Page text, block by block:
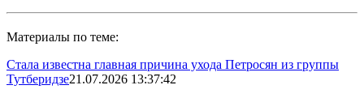
Материалы по теме:
Стала известна главная причина ухода Петросян из группы
Тутберидзе21.07.2026 13:37:42